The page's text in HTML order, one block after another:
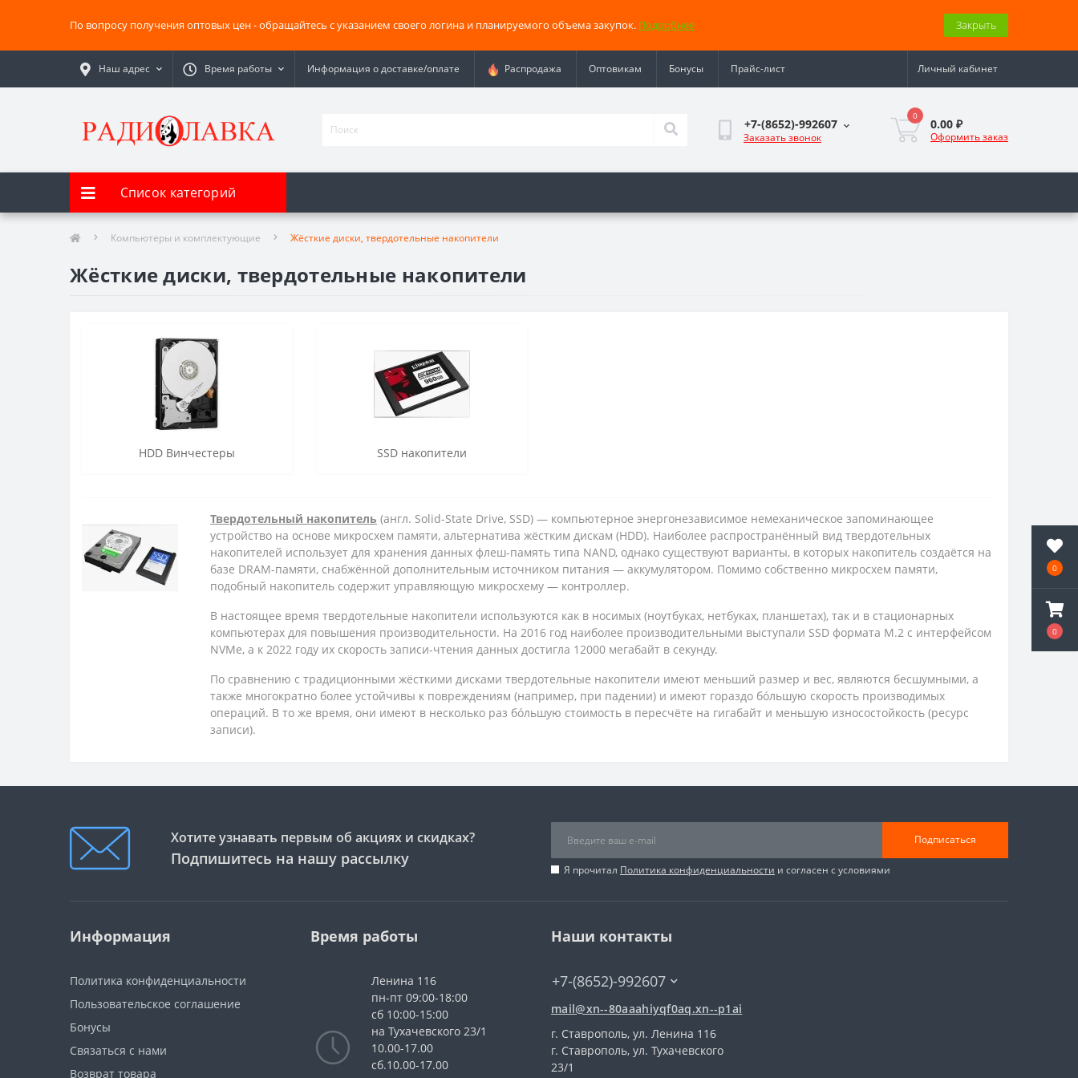
0
0
По вопросу получения оптовых цен - обращайтесь с указанием своего логина и планируемого объема закупок. Подробнее Закрыть
Наш адрес Время работы Информация о доставке/оплате Распродажа Оптовикам Бонусы Прайс-лист Личный кабинет
+7-(8652)-992607
Заказать звонок
0
0.00 ₽
Оформить заказ
Список категорий
Компьютеры и комплектующие Жёсткие диски, твердотельные накопители
Жёсткие диски, твердотельные накопители
HDD Винчестеры SSD накопители
Твердотельный накопитель (англ. Solid-State Drive, SSD) — компьютерное энергонезависимое немеханическое запоминающее
устройство на основе микросхем памяти, альтернатива жёстким дискам (HDD). Наиболее распространённый вид твердотельных
накопителей использует для хранения данных флеш-память типа NAND, однако существуют варианты, в которых накопитель создаётся на
базе DRAM-памяти, снабжённой дополнительным источником питания — аккумулятором. Помимо собственно микросхем памяти,
подобный накопитель содержит управляющую микросхему — контроллер.
В настоящее время твердотельные накопители используются как в носимых (ноутбуках, нетбуках, планшетах), так и в стационарных
компьютерах для повышения производительности. На 2016 год наиболее производительными выступали SSD формата M.2 с интерфейсом
NVMe, а к 2022 году их скорость записи-чтения данных достигла 12000 мегабайт в секунду.
По сравнению с традиционными жёсткими дисками твердотельные накопители имеют меньший размер и вес, являются бесшумными, а
также многократно более устойчивы к повреждениям (например, при падении) и имеют гораздо бóльшую скорость производимых
операций. В то же время, они имеют в несколько раз бóльшую стоимость в пересчёте на гигабайт и меньшую износостойкость (ресурс
записи).
Хотите узнавать первым об акциях и скидках?
Подпишитесь на нашу рассылку
Подписаться
Я прочитал Политика конфиденциальности и согласен с условиями
Информация
Политика конфиденциальности
Пользовательское соглашение
Бонусы
Связаться с нами
Возврат товара
Время работы
Ленина 116
пн-пт 09:00-18:00
сб 10:00-15:00
на Тухачевского 23/1
10.00-17.00
сб.10.00-17.00
Наши контакты
+7-(8652)-992607
mail@xn--80aaahiyqf0aq.xn--p1ai
г. Ставрополь, ул. Ленина 116
г. Ставрополь, ул. Тухачевского
23/1